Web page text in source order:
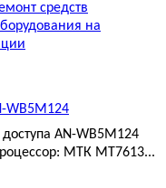
средств
на
WB5M124
AN-WB5M124
МТК MT7613...